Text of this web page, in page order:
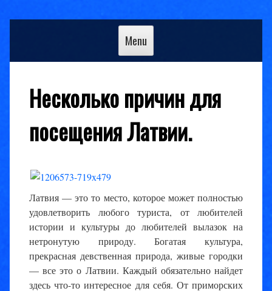
Skip
Menu
Несколько причин для
посещения Латвии.
Латвия — это то место, которое может полностью
удовлетворить любого туриста, от любителей
истории и культуры до любителей вылазок на
нетронутую природу. Богатая культура,
прекрасная девственная природа, живые городки
— все это о Латвии. Каждый обязательно найдет
здесь что-то интересное для себя. От приморских